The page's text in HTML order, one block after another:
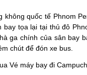
không quốc tế Phnom
bay tọa lại tại thủ đô
ga chính của sân bay
chút để đón xe bus.